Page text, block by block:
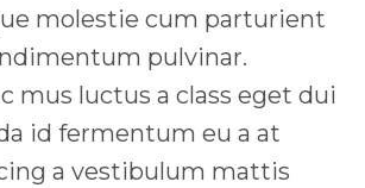
molestie cum parturient
pulvinar.
mus luctus a class eget dui
id fermentum eu a at
a vestibulum mattis